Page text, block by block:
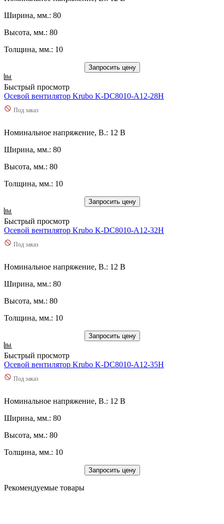
Ширина, мм.: 80
Высота, мм.: 80
Толщина, мм.: 10
Запросить цену
Быстрый просмотр
Осевой вентилятор Krubo K-DC8010-A12-28H
Под заказ
Номинальное напряжение, В.: 12 В
Ширина, мм.: 80
Высота, мм.: 80
Толщина, мм.: 10
Запросить цену
Быстрый просмотр
Осевой вентилятор Krubo K-DC8010-A12-32H
Под заказ
Номинальное напряжение, В.: 12 В
Ширина, мм.: 80
Высота, мм.: 80
Толщина, мм.: 10
Запросить цену
Быстрый просмотр
Осевой вентилятор Krubo K-DC8010-A12-35H
Под заказ
Номинальное напряжение, В.: 12 В
Ширина, мм.: 80
Высота, мм.: 80
Толщина, мм.: 10
Запросить цену
Рекомендуемые товары